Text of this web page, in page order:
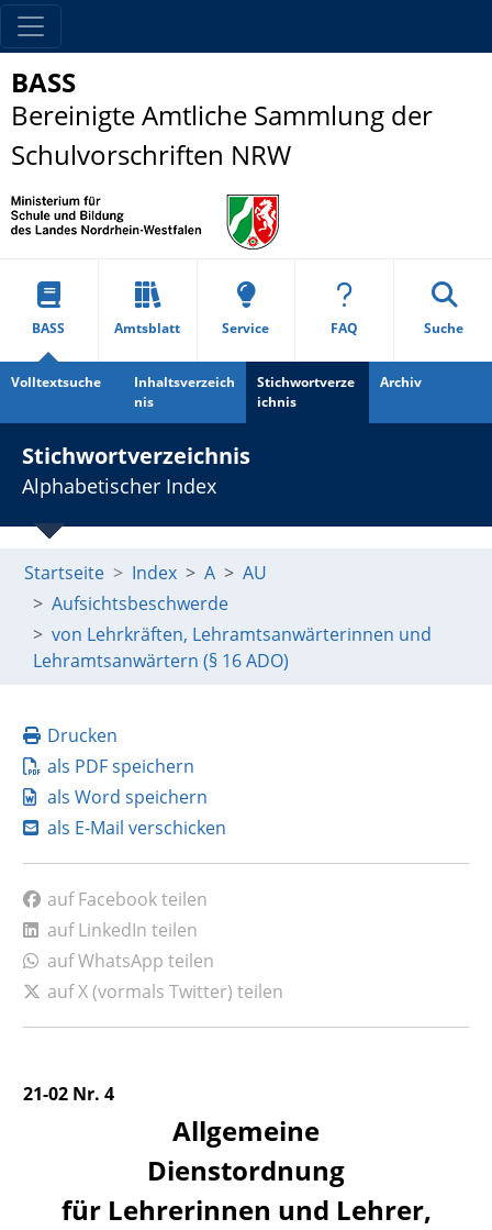
BASS
Bereinigte Amtliche Sammlung der
Schulvorschriften NRW
BASS Amtsblatt Service FAQ Suche
Volltextsuche
Inhaltsverzeich
nis
Stichwortverze
ichnis
Archiv
Stichwortverzeichnis
Alphabetischer Index
Startseite Index A
AU
Aufsichtsbeschwerde
von Lehrkräften, Lehramtsanwärterinnen und
Lehramtsanwärtern (§ 16 ADO)
Drucken
als PDF speichern
als Word speichern
als E-Mail verschicken
auf Facebook teilen
auf LinkedIn teilen
auf WhatsApp teilen
auf X (vormals Twitter) teilen
21-02 Nr. 4
Allgemeine
Dienstordnung
für Lehrerinnen und Lehrer,